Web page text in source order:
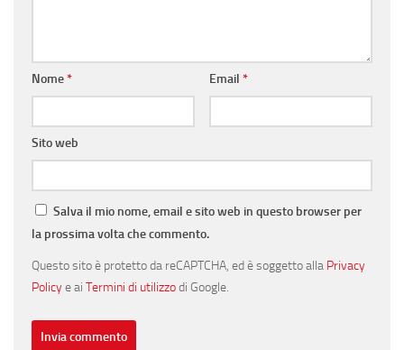
Nome* Email *
Sito web
Salva il mio nome, email e sito web in questo browser per
la prossima volta che commento.
Questo sito è protetto da reCAPTCHA, ed è soggetto alla Privacy
Policye ai Termini di utilizzodi Google.